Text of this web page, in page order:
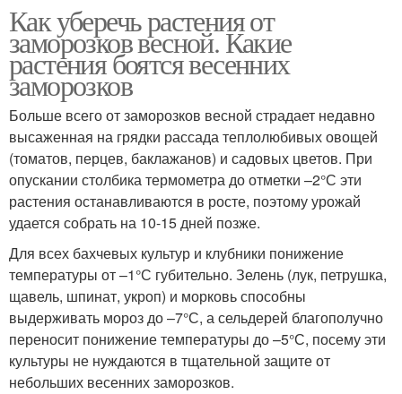
Как уберечь растения от
заморозков весной. Какие
растения боятся весенних
заморозков
Больше всего от заморозков весной страдает недавно
высаженная на грядки рассада теплолюбивых овощей
(томатов, перцев, баклажанов) и садовых цветов. При
опускании столбика термометра до отметки –2°С эти
растения останавливаются в росте, поэтому урожай
удается собрать на 10-15 дней позже.
Для всех бахчевых культур и клубники понижение
температуры от –1°С губительно. Зелень (лук, петрушка,
щавель, шпинат, укроп) и морковь способны
выдерживать мороз до –7°С, а сельдерей благополучно
переносит понижение температуры до –5°С, посему эти
культуры не нуждаются в тщательной защите от
небольших весенних заморозков.